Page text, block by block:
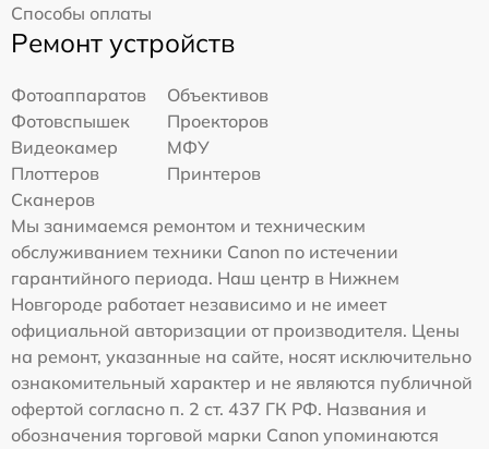
Способы оплаты
Ремонт устройств
Фотоаппаратов
Объективов
Фотовспышек
Проекторов
Видеокамер
МФУ
Плоттеров
Принтеров
Сканеров
Мы занимаемся ремонтом и техническим
обслуживанием техники Canon по истечении
гарантийного периода. Наш центр в Нижнем
Новгороде работает независимо и не имеет
официальной авторизации от производителя. Цены
на ремонт, указанные на сайте, носят исключительно
ознакомительный характер и не являются публичной
офертой согласно п. 2 ст. 437 ГК РФ. Названия и
обозначения торговой марки Canon упоминаются